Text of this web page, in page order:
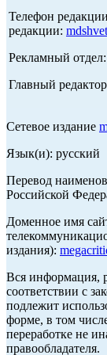
Телефон
редакции:
Рекламный отдел:
Главный
Сетевое издание
Язык(и): русский
Перевод
Российской
Доменное имя
издания):
Вся информация,
соответствии с
подлежит
форме, в том
переработке не
правообладателя.